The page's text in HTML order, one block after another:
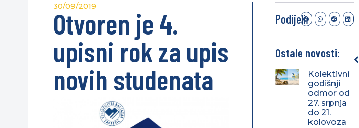
30/09/2019
Otvoren je 4.
upisni rok za upis
novih studenata
Podijeli:
Ostale novosti:
Kolektivni
godišnji
odmor od
27. srpnja
do 21.
kolovoza